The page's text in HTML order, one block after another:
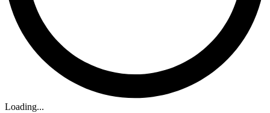
Loading...